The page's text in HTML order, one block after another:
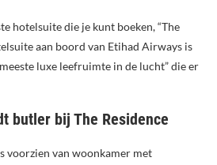
hotelsuite die je kunt boeken, “The
aan boord van Etihad Airways is
luxe leefruimte in de lucht” die er
butler bij The Residence
voorzien van woonkamer met